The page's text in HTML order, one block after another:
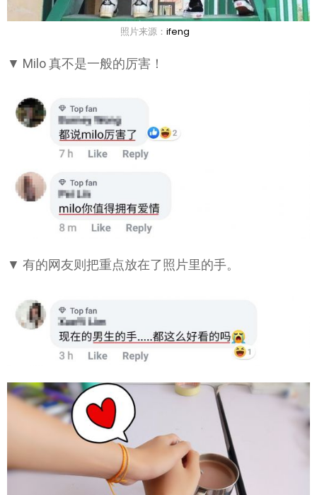
照片来源： ifeng
▼ Milo 真不是一般的厉害！
▼ 有的网友则把重点放在了照片里的手。